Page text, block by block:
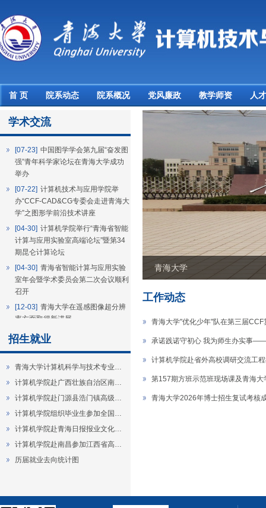
首 页 院系动态 院系概况 党风廉政 教学师资 人
学术交流
[07-23] 中国图学学会第九届“奋发图
强”青年科学家论坛在青海大学成功
举办
[07-22] 计算机技术与应用学院举
办“CCF-CAD&CG专委会走进青海大
学”之图形学前沿技术讲座
[04-30] 计算机学院举行“青海省智能
计算与应用实验室高端论坛”暨第34
期昆仑计算论坛
[04-30] 青海省智能计算与应用实验
室年会暨学术委员会第二次会议顺利
召开
[12-03] 青海大学在遥感图像超分辨
率方面取得新进展
[11-25] 计算机学院举行第33期昆仑
计算论坛暨“青海省智能计算与应用
果在高性能计算领域国际顶级期刊
《IEEE TPDS》发表
[10-30] 计算机学院师生参加第22届
中国计算机大会（CNCC2025）
[10-09]
青海省智能计算与应用实验
招生就业
青海大学计算机科学与技术专业…
计算机学院赴广西壮族自治区南…
计算机学院赴门源县浩门镇高级…
计算机学院组织毕业生参加全国…
计算机学院赴青海日报报业文化…
计算机学院赴南昌参加江西省高…
历届就业去向统计图
青海大学
工作动态
青海大学"优化少年"队在第三届
承诺践诺守初心 我为师生办实事
计算机学院赴省外高校调研交流工
第157期方班示范班现场课及青海
青海大学2026年博士招生复试考核